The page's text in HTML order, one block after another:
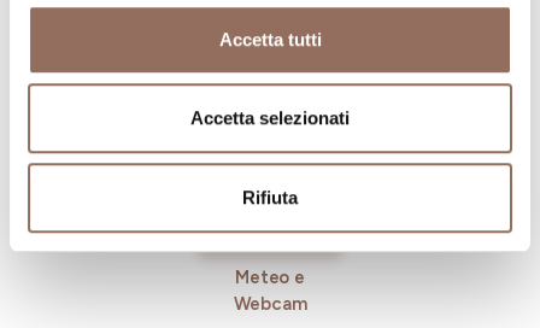
Accetta tutti
Accetta selezionati
Rifiuta
Registro
Servizi
Meteo e
Webcam